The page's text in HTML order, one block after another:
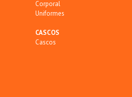
Corporal
Uniformes
CASCOS
Cascos